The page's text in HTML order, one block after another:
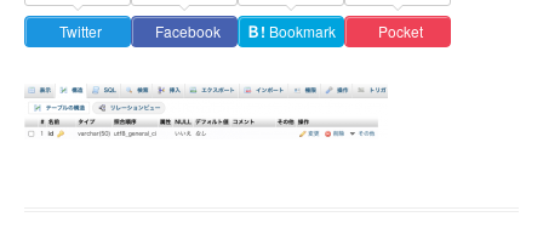
Twitter Facebook Ｂ! Bookmark Pocket